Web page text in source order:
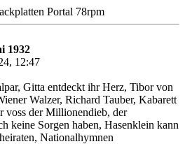
1932
12:47
Gitta entdeckt ihr Herz, Tibor von
Walzer, Richard Tauber, Kabarett
voss der Millionendieb, der
keine Sorgen haben, Hasenklein kann
Nationalhymnen